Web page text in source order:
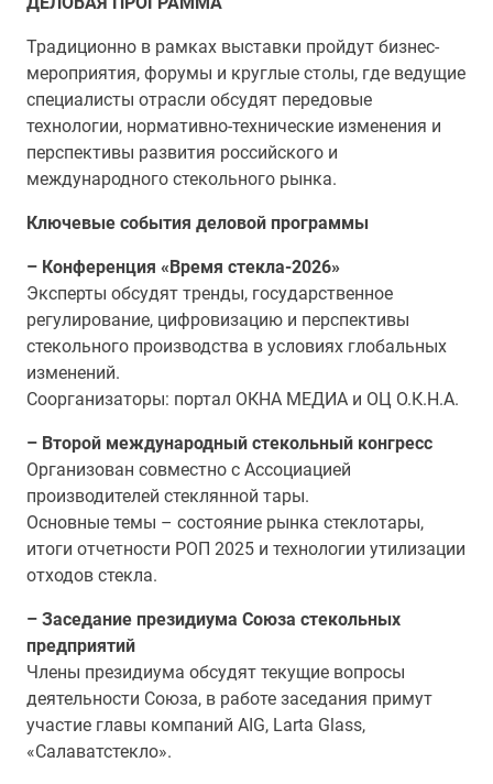
Традиционно в рамках выставки пройдут бизнес-
мероприятия, форумы и круглые столы, где ведущие
специалисты отрасли обсудят передовые
технологии, нормативно-технические изменения и
перспективы развития российского и
международного стекольного рынка.
Ключевые события деловой программы
– Конференция «Время стекла-2026»
Эксперты обсудят тренды, государственное
регулирование, цифровизацию и перспективы
стекольного производства в условиях глобальных
изменений.
Соорганизаторы: портал ОКНА МЕДИА и ОЦ О.К.Н.А.
– Второй международный стекольный конгресс
Организован совместно с Ассоциацией
производителей стеклянной тары.
Основные темы – состояние рынка стеклотары,
итоги отчетности РОП 2025 и технологии утилизации
отходов стекла.
– Заседание президиума Союза стекольных
предприятий
Члены президиума обсудят текущие вопросы
деятельности Союза, в работе заседания примут
участие главы компаний AIG, Larta Glass,
«Салаватстекло».